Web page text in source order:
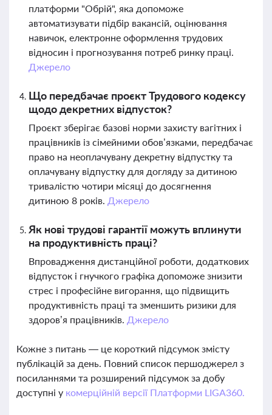
платформи "Обрій", яка допоможе
автоматизувати підбір вакансій, оцінювання
навичок, електронне оформлення трудових
відносин і прогнозування потреб ринку праці.
Джерело
Що передбачає проєкт Трудового кодексу
щодо декретних відпусток?
Проєкт зберігає базові норми захисту вагітних і
працівників із сімейними обов’язками, передбачає
право на неоплачувану декретну відпустку та
оплачувану відпустку для догляду за дитиною
тривалістю чотири місяці до досягнення
дитиною 8 років. Джерело
Як нові трудові гарантії можуть вплинути
на продуктивність праці?
Впровадження дистанційної роботи, додаткових
відпусток і гнучкого графіка допоможе знизити
стрес і професійне вигорання, що підвищить
продуктивність праці та зменшить ризики для
здоров’я працівників. Джерело
Кожне з питань — це короткий підсумок змісту
публікацій за день. Повний список першоджерел з
посиланнями та розширений підсумок за добу
доступні у комерційній версії Платформи LIGA360.